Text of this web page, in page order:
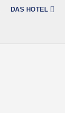
DAS HOTEL